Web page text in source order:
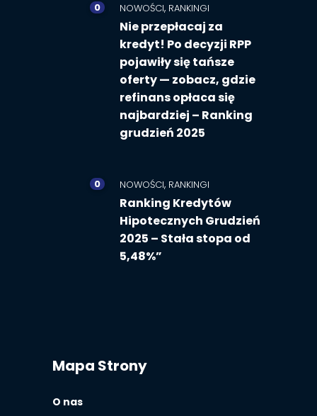
0 NOWOŚCI, RANKINGI
Nie przepłacaj za
kredyt! Po decyzji RPP
pojawiły się tańsze
oferty — zobacz, gdzie
refinans opłaca się
najbardziej – Ranking
grudzień 2025
0 NOWOŚCI, RANKINGI
Ranking Kredytów
Hipotecznych Grudzień
2025 – Stała stopa od
5,48%”
Mapa Strony
O nas